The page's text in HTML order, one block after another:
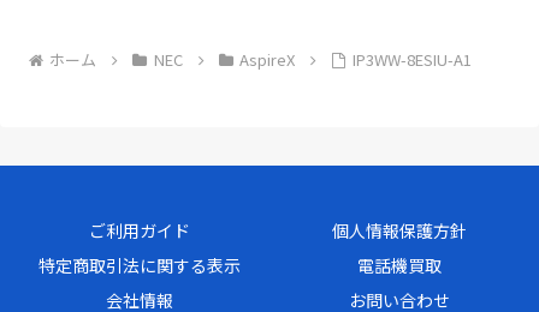
ホーム NEC AspireX IP3WW-8ESIU-A1
ご利用ガイド
個人情報保護方針
特定商取引法に関する表示
電話機買取
会社情報
お問い合わせ